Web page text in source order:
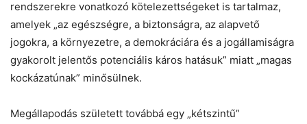
rendszerekre vonatkozó kötelezettségeket is tartalmaz,
amelyek „az egészségre, a biztonságra, az alapvető
jogokra, a környezetre, a demokráciára és a jogállamiságra
gyakorolt jelentős potenciális káros hatásuk” miatt „magas
kockázatúnak” minősülnek.
Megállapodás született továbbá egy „kétszintű”